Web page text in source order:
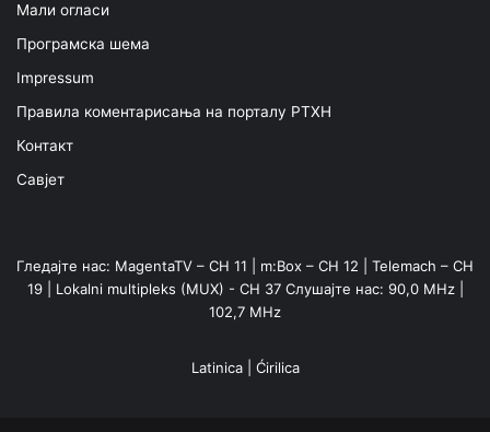
Мали огласи
Програмска шема
Impressum
Правила коментарисања на порталу РТХН
Контакт
Савјет
Гледајте нас: MagentaTV – CH 11 | m:Box – CH 12 | Telemach – CH
19 | Lokalni multipleks (MUX) - CH 37 Слушајте нас: 90,0 MHz |
102,7 MHz
Latinica| Ćirilica